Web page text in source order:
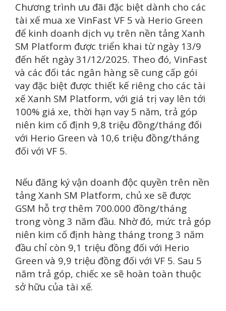
Chương trình ưu đãi đặc biệt dành cho các
tài xế mua xe VinFast VF 5 và Herio Green
để kinh doanh dịch vụ trên nền tảng Xanh
SM Platform được triển khai từ ngày 13/9
đến hết ngày 31/12/2025. Theo đó, VinFast
và các đối tác ngân hàng sẽ cung cấp gói
vay đặc biệt được thiết kế riêng cho các tài
xế Xanh SM Platform, với giá trị vay lên tới
100% giá xe, thời hạn vay 5 năm, trả góp
niên kim cố định 9,8 triệu đồng/tháng đối
với Herio Green và 10,6 triệu đồng/tháng
đối với VF 5.
Nếu đăng ký vận doanh độc quyền trên nền
tảng Xanh SM Platform, chủ xe sẽ được
GSM hỗ trợ thêm 700.000 đồng/tháng
trong vòng 3 năm đầu. Nhờ đó, mức trả góp
niên kim cố định hàng tháng trong 3 năm
đầu chỉ còn 9,1 triệu đồng đối với Herio
Green và 9,9 triệu đồng đối với VF 5. Sau 5
năm trả góp, chiếc xe sẽ hoàn toàn thuộc
sở hữu của tài xế.